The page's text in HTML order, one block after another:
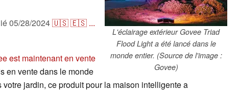
L'éclairage extérieur Govee Triad
Flood Light a été lancé dans le
monde entier. (Source de l'image :
Govee)
05/28/2024🇺🇸🇪🇸 ...
est maintenant en vente
en vente dans le monde
jardin, ce produit pour la maison intelligente a